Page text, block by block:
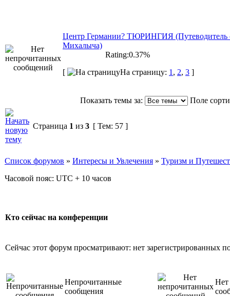
Центр Германии? ТЮРИНГИЯ (Путеводитель
Михалыча)
Rating:0.37%
[
На страницу: 1 , 2, 3 ]
Показать темы за: Поле
Страница 1 из 3 [ Тем: 57 ]
Список форумов » Интересы и Увлечения » Туризм и
Часовой пояс: UTC + 10 часов
Кто сейчас на конференции
Сейчас этот форум просматривают: нет зарегистрированных
Непрочитанные
сообщения
Нет